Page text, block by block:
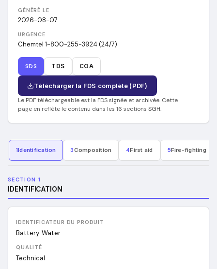
GÉNÉRÉ LE
2026-08-07
URGENCE
Chemtel 1-800-255-3924 (24/7)
SDS TDS COA
Télécharger la FDS complète (PDF)
Le PDF téléchargeable est la FDS signée et archivée. Cette
page en reflète le contenu dans les 16 sections SGH.
1Identification 3Composition 4First aid 5Fire-fighting
SECTION 1
IDENTIFICATION
IDENTIFICATEUR DU PRODUIT
Battery Water
QUALITÉ
Technical